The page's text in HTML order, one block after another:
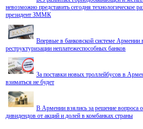
направлено 19,6 млрд драмов
невозможно представить сегодня технологическое
президент ЗММК
Впервые в банковской системе Армении
реструктуризации неплатежеспособных банков
За поставки новых троллейбусов в
взиматься не будет
В Армении взялись за решение вопроса
дивидендов от акций и долей в комбанках страны